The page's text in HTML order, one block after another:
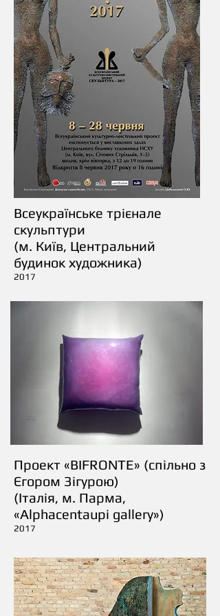
Всеукраїнське трієнале
скульптури
(м. Київ, Центральний
будинок художника)
2017
Проект «BIFRONTE» (спільно з
Єгором Зігурою)
(Італія, м. Парма,
«Alphacentaupi gallery»)
2017